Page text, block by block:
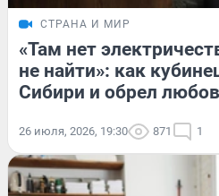
СТРАНА И МИР
«Там нет
не найти»: как
Сибири и обрел
26 июля, 2026, 19:30 871 1